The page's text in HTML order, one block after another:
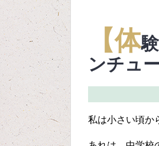
【体
ンチュ
私は小さい頃か